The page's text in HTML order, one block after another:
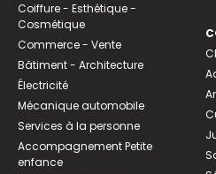
Coiffure - Esthétique -
Cosmétique
Commerce - Vente
Bâtiment - Architecture
Électricité
Mécanique automobile
Services à la personne
Accompagnement Petite
enfance